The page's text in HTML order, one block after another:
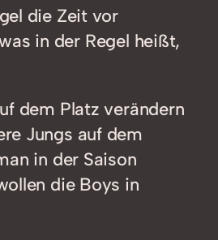
die Zeit vor
in der Regel heißt,
dem Platz verändern
Jungs auf dem
in der Saison
die Boys in